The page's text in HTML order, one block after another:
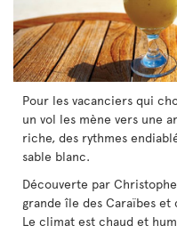
Pour les vacanciers qui
un vol les mène vers une
riche, des rythmes
sable blanc.
Découverte par
grande île des Caraïbes
Le climat est chaud et